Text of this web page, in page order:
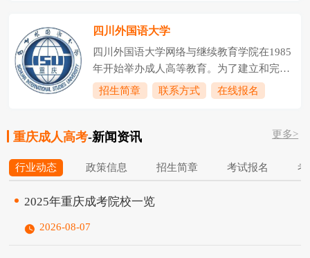
院校之一。学历...
士学历12人，在读博士4人，兼职硕士生导
长和幼儿园园长培训基地，是重庆市中小学
教师、职教师资和幼儿教师培训基地；是重
庆市专业技术人员继续教育基地、重庆市工
考试考点、全国公共英语考试考点、全国计
四川外国语大学
四川外国语大学网络与继续教育学院在1985
年开始举办成人高等教育。为了建立和完善
独立自主的办学机制、大力发展继续教育，
我校成人教育处（管理部门）和成教部（教
院，集管理和教学职能于一体。2000年5
业技术学院（后更名为应用外语学院），两
育。随着成人高等教育、高等教育自学考试
招生简章 联系方式 在线报名
重庆成人高考-新闻资讯 更多>
行业动态 政策信息 招生简章 考试报名 考
2‌025年‌‌‌‌‌重庆成考院校一览
2026-08-07